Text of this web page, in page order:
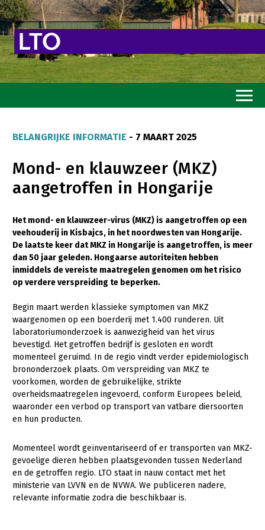
Goed eten
Mooi groen
Sterk ondernemerschap
Transitiepaden
Thema’s
Gezonde planten
Gezonde dieren
Natuur, klimaat en energie
Bodem en water
Platteland en omgeving
Mens, ondernemerschap en onderwijs
Internationaal
Dier
Biologische Landbouw
Plant
BELANGRIJKE INFORMATIE - 7 MAART 2025
Mond- en klauwzeer (MKZ)
aangetroffen in Hongarije
Het mond- en klauwzeer-virus (MKZ) is aangetroffen op een
veehouderij in Kisbajcs, in het noordwesten van Hongarije.
De laatste keer dat MKZ in Hongarije is aangetroffen, is meer
dan 50 jaar geleden. Hongaarse autoriteiten hebben
inmiddels de vereiste maatregelen genomen om het risico
op verdere verspreiding te beperken.
Begin maart werden klassieke symptomen van MKZ
waargenomen op een boerderij met 1.400 runderen. Uit
laboratoriumonderzoek is aanwezigheid van het virus
bevestigd. Het getroffen bedrijf is gesloten en wordt
momenteel geruimd. In de regio vindt verder epidemiologisch
brononderzoek plaats. Om verspreiding van MKZ te
voorkomen, worden de gebruikelijke, strikte
overheidsmaatregelen ingevoerd, conform Europees beleid,
waaronder een verbod op transport van vatbare diersoorten
en hun producten.
Momenteel wordt geïnventariseerd of er transporten van MKZ-
gevoelige dieren hebben plaatsgevonden tussen Nederland
en de getroffen regio. LTO staat in nauw contact met het
ministerie van LVVN en de NVWA. We publiceren nadere,
relevante informatie zodra die beschikbaar is.